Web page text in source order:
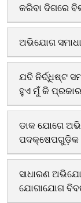
କରିବା ଦିଗରେ
ଅଭିଯୋଗ
ଯଦି ନିର୍ଦ୍ଧିଷ୍ଟ
ହୁଏ ମୁଁ କି
ଡାକ ଯୋଗେ
ପଦକ୍ଷେପଗୁଡ଼ିକ
ସାଧାରଣ
ଯୋଗାଯୋଗ